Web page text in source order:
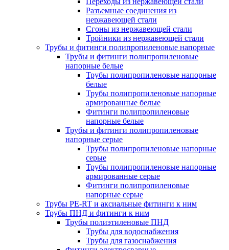
Разъемные соединения из
нержавеющей стали
Сгоны из нержавеющей стали
Тройники из нержавеющей стали
Трубы и фитинги полипропиленовые напорные
Трубы и фитинги полипропиленовые
напорные белые
Трубы полипропиленовые напорные
белые
Трубы полипропиленовые напорные
армированные белые
Фитинги полипропиленовые
напорные белые
Трубы и фитинги полипропиленовые
напорные серые
Трубы полипропиленовые напорные
серые
Трубы полипропиленовые напорные
армированные серые
Фитинги полипропиленовые
напорные серые
Трубы PE-RT и аксиальные фитинги к ним
Трубы ПНД и фитинги к ним
Трубы полиэтиленовые ПНД
Трубы для водоснабжения
Трубы для газоснабжения